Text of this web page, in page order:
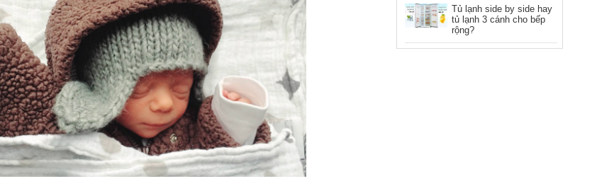
Tủ lạnh side by side hay
tủ lạnh 3 cánh cho bếp
rộng?